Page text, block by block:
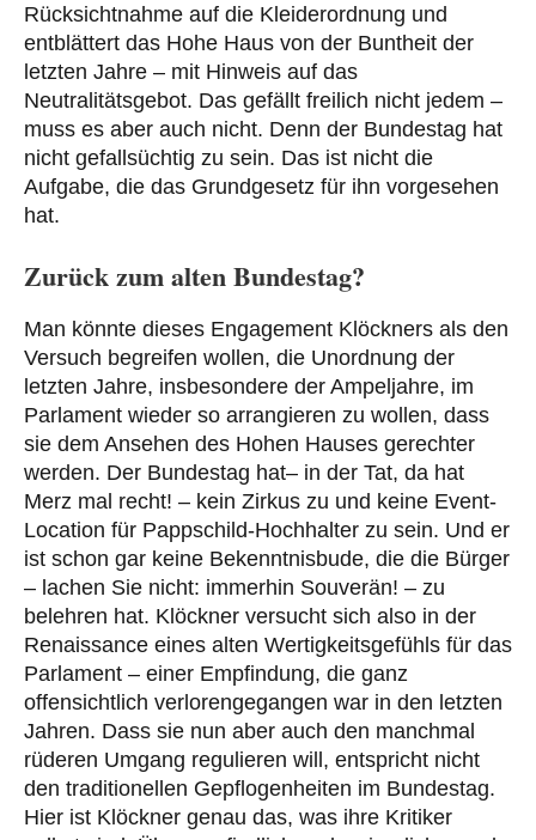
Rücksichtnahme auf die Kleiderordnung und
entblättert das Hohe Haus von der Buntheit der
letzten Jahre – mit Hinweis auf das
Neutralitätsgebot. Das gefällt freilich nicht jedem –
muss es aber auch nicht. Denn der Bundestag hat
nicht gefallsüchtig zu sein. Das ist nicht die
Aufgabe, die das Grundgesetz für ihn vorgesehen
hat.
Zurück zum alten Bundestag?
Man könnte dieses Engagement Klöckners als den
Versuch begreifen wollen, die Unordnung der
letzten Jahre, insbesondere der Ampeljahre, im
Parlament wieder so arrangieren zu wollen, dass
sie dem Ansehen des Hohen Hauses gerechter
werden. Der Bundestag hat– in der Tat, da hat
Merz mal recht! – kein Zirkus zu und keine Event-
Location für Pappschild-Hochhalter zu sein. Und er
ist schon gar keine Bekenntnisbude, die die Bürger
– lachen Sie nicht: immerhin Souverän! – zu
belehren hat. Klöckner versucht sich also in der
Renaissance eines alten Wertigkeitsgefühls für das
Parlament – einer Empfindung, die ganz
offensichtlich verlorengegangen war in den letzten
Jahren. Dass sie nun aber auch den manchmal
rüderen Umgang regulieren will, entspricht nicht
den traditionellen Gepflogenheiten im Bundestag.
Hier ist Klöckner genau das, was ihre Kritiker